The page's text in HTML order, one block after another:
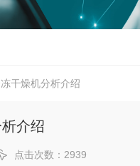
干燥机分析介绍
介绍
点击次数：2939